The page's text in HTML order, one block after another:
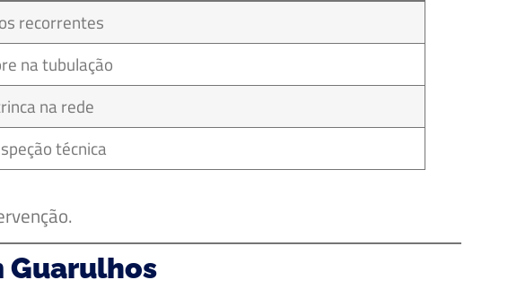
recorrentes
na tubulação
na rede
técnica
Guarulhos